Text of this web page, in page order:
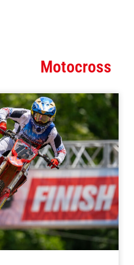
Motocross